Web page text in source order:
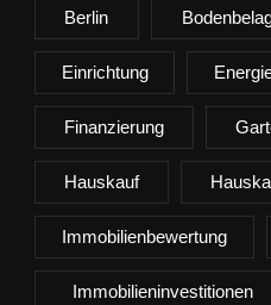
Berlin
Einrichtung
Finanzierung
Hauskauf
Immobilienbewertung
Immobilieninvestitionen